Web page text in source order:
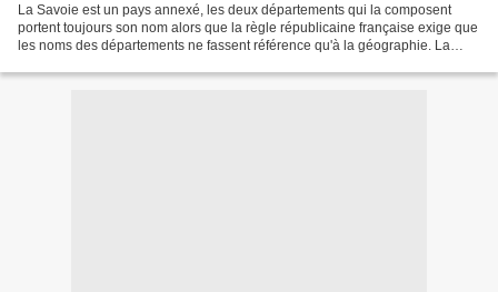
La Savoie est un pays annexé, les deux départements qui la composent
portent toujours son nom alors que la règle républicaine française exige que
les noms des départements ne fassent référence qu'à la géographie. La